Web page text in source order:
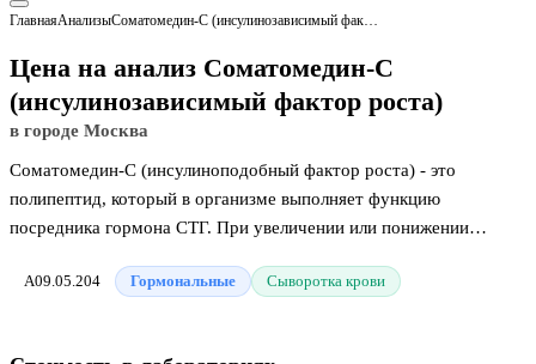
ГлавнаяАнализы Соматомедин-С (инсулинозависимый фактор роста)
Цена на анализ Соматомедин-С
(инсулинозависимый фактор роста)
в городе Москва
Соматомедин-С (инсулиноподобный фактор роста) - это
полипептид, который в организме выполняет функцию
посредника гормона СТГ. При увеличении или понижении
соматомедином. Выделяется он, как правило, в клетках печени.
A09.05.204 Гормональные Сыворотка крови